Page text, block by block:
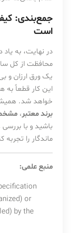
جمع‌بندی:
است
در نهایت، به
محافظت از کل
یک ورق ارزان و
این کار قطعاً به
خواهد شد.
برند معتبر،
ماندگار را تجربه
منبع علمی:
or
by the